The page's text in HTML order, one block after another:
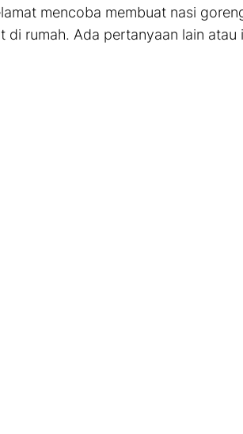
mencoba membuat nasi
di rumah. Ada pertanyaan lain atau